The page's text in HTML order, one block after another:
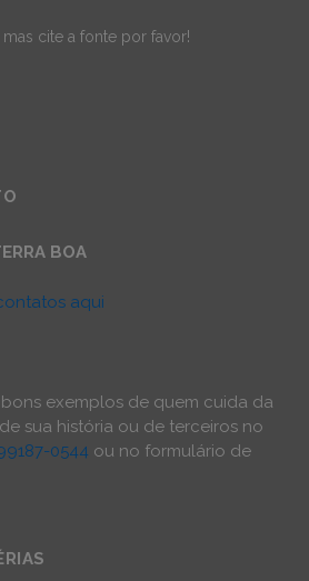
cite a fonte por favor!
BOA
aqui
exemplos de quem cuida da
sua história ou de terceiros no
0544 ou no formulário de